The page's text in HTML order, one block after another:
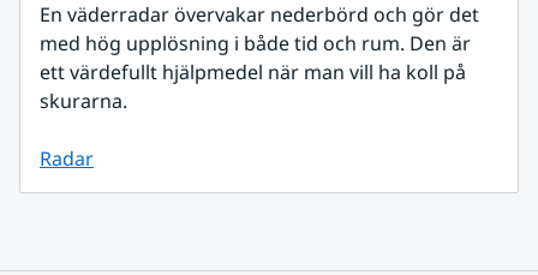
En väderradar övervakar nederbörd och gör det
med hög upplösning i både tid och rum. Den är
ett värdefullt hjälpmedel när man vill ha koll på
skurarna.
Radar